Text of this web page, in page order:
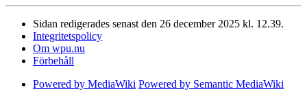
Sidan redigerades senast den 26 december 2025 kl. 12.39.
Integritetspolicy
Om wpu.nu
Förbehåll
Powered by MediaWiki Powered by Semantic MediaWiki